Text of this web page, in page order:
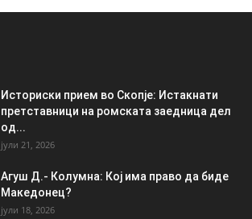
Историски прием во Скопје: Истакнати
претставници на ромската заедница дел
од...
јули 21, 2026
Агуш Д.- Колумна: Кој има право да биде
Македонец?
јули 18, 2026